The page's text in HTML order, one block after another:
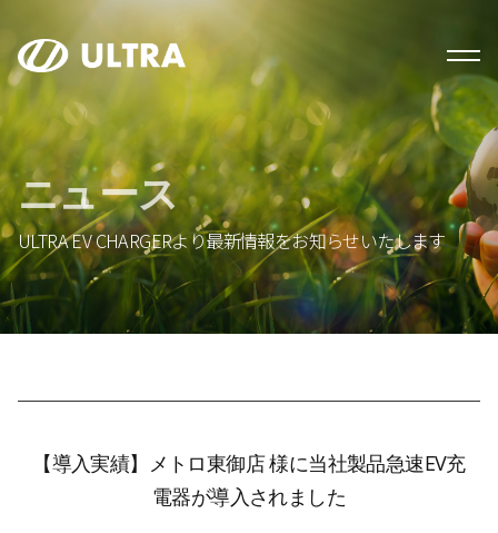
ニュース
ULTRA EV CHARGERより最新情報をお知らせいたします
【導入実績】メトロ東御店 様に当社製品急速EV充
電器が導入されました